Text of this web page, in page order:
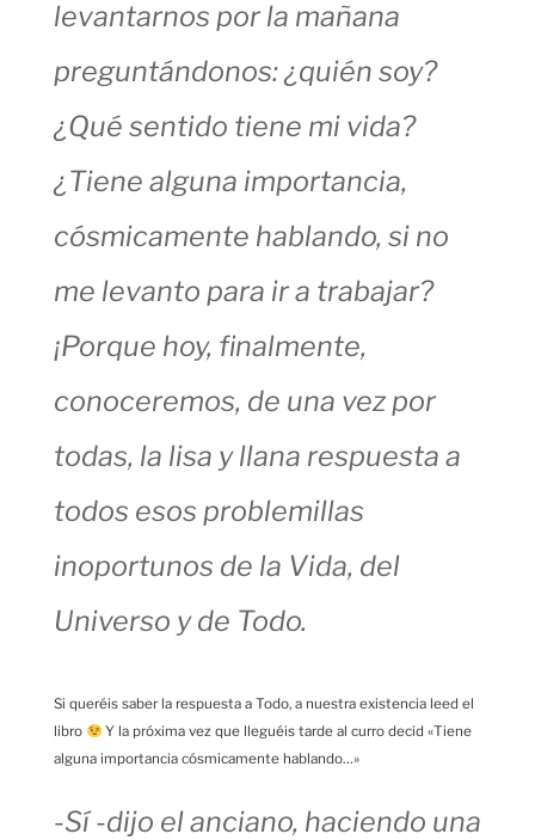
levantarnos por la mañana
preguntándonos: ¿quién soy?
¿Qué sentido tiene mi vida?
¿Tiene alguna importancia,
cósmicamente hablando, si no
me levanto para ir a trabajar?
¡Porque hoy, finalmente,
conoceremos, de una vez por
todas, la lisa y llana respuesta a
todos esos problemillas
inoportunos de la Vida, del
Universo y de Todo.
Si queréis saber la respuesta a Todo, a nuestra existencia leed el
libro
Y la próxima vez que lleguéis tarde al curro decid «Tiene
alguna importancia cósmicamente hablando…»
-Sí -dijo el anciano, haciendo una